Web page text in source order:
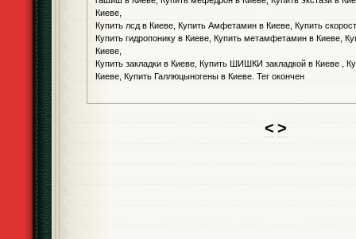
Киеве,
Купить лсд в Киеве, Купить Амфетамин в Киеве, Купить
Купить гидропонику в Киеве, Купить метамфетамин в Киеве,
Киеве,
Купить закладки в Киеве, Купить ШИШКИ закладкой в Киеве ,
Киеве, Купить Галлюцыногены в Киеве. Тег окончен
< >